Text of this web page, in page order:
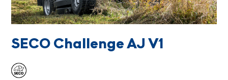
SECO Challenge AJ V1